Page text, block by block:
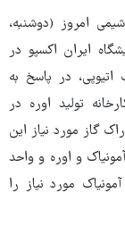
امروز (دوشنبه،
ایران اکسپو در
در پاسخ به
تولید اوره در
گاز مورد نیاز این
و اوره و واحد
مورد نیاز را